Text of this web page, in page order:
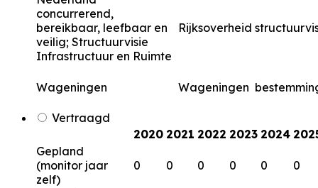
concurrerend,
bereikbaar, leefbaar en
veilig; Structuurvisie
Infrastructuur en Ruimte
Rijksoverheid
Wageningen Wageningen
Vertraagd
2020 2021 2022 2023 2024
Gepland
(monitor jaar
zelf)
0 0 0 0 0 0